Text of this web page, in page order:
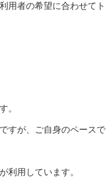
用者の希望に合わせてト
。
すが、ご自身のペースで
利用しています。